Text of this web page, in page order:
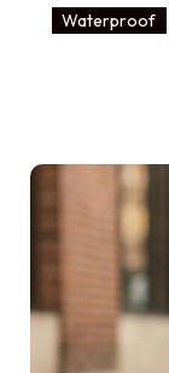
Waterproof